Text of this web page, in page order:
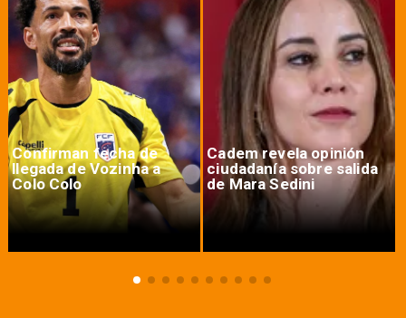
Confirman fecha de
llegada de Vozinha a
Colo Colo
Cadem revela opinión
ciudadanía sobre salida
de Mara Sedini